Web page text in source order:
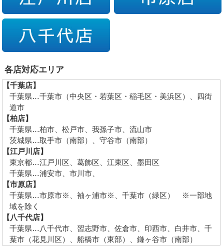
各店対応エリア
【千葉店】
千葉県…千葉市（中央区・若葉区・稲毛区・美浜区）、四街
道市
【柏店】
千葉県…柏市、松戸市、我孫子市、流山市
茨城県…取手市（南部）、守谷市（南部）
【江戸川店】
東京都…江戸川区、葛飾区、江東区、墨田区
千葉県…浦安市、市川市、
【市原店】
千葉県…市原市※、袖ヶ浦市※、千葉市（緑区） ※一部地
域を除く
【八千代店】
千葉県…八千代市、習志野市、佐倉市、印西市、白井市、千
葉市（花見川区）、船橋市（東部）、鎌ヶ谷市（南部）